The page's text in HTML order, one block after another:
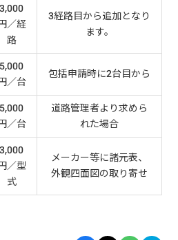
3,000
／経
路
3経路目から追加となり
ます。
5,000
／台
包括申請時に2台目から
5,000
／台
道路管理者より求めら
れた場合
3,000
／型
式
メーカー等に諸元表、
外観四面図の取り寄せ